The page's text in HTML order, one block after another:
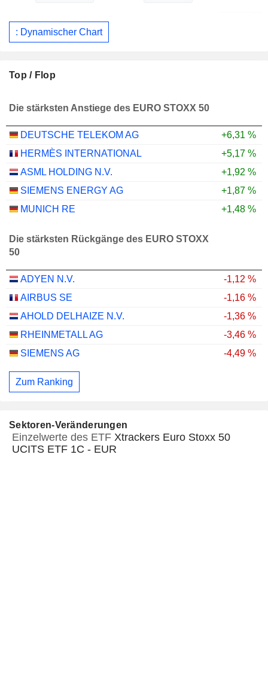
: Dynamischer Chart
Top / Flop
Die stärksten Anstiege des EURO STOXX 50
DEUTSCHE TELEKOM AG
+6,31 %
HERMÈS INTERNATIONAL
+5,17 %
ASML HOLDING N.V.
+1,92 %
SIEMENS ENERGY AG
+1,87 %
MUNICH RE
+1,48 %
Die stärksten Rückgänge des EURO STOXX
50
ADYEN N.V.
-1,12 %
AIRBUS SE
-1,16 %
AHOLD DELHAIZE N.V.
-1,36 %
RHEINMETALL AG
-3,46 %
SIEMENS AG
-4,49 %
Zum Ranking
Sektoren-Veränderungen
Einzelwerte des ETF Xtrackers Euro Stoxx 50
UCITS ETF 1C - EUR